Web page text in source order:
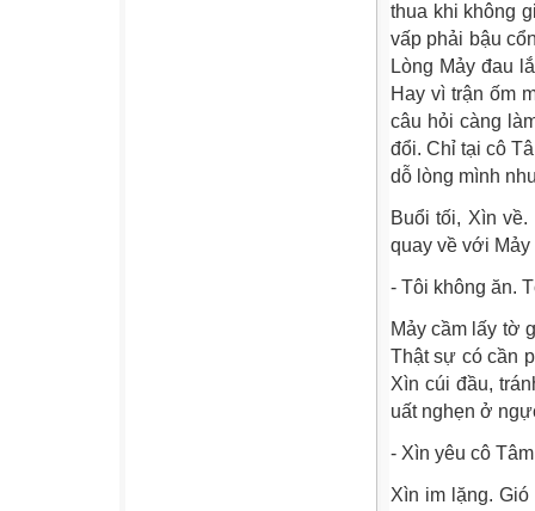
thua khi không
vấp phải bậu
Lòng Mảy đau
Hay vì trận ốm
câu hỏi càng
đổi. Chỉ tại cô
dỗ lòng mình
Buổi tối, Xìn
quay về với
- Tôi không ăn.
Mảy cầm lấy tờ
Thật sự có cần
Xìn cúi đầu,
uất nghẹn ở
- Xìn yêu cô
Xìn im lặng.